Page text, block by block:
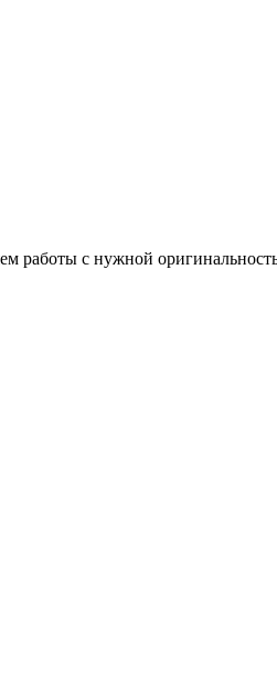
работы с нужной